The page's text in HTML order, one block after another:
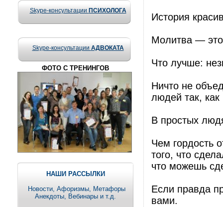
Skype-консультации ПСИХОЛОГА
Skype-консультации АДВОКАТА
ФОТО С ТРЕНИНГОВ
НАШИ РАССЫЛКИ
Новости, Aфоризмы, Метафоры
Анекдоты, Вебинары и т.д.
История
Молитва — это
Что лучше:
Ничто не
людей так, как
В простых
Чем гордость
того, что
что можешь
Если правда
вами.